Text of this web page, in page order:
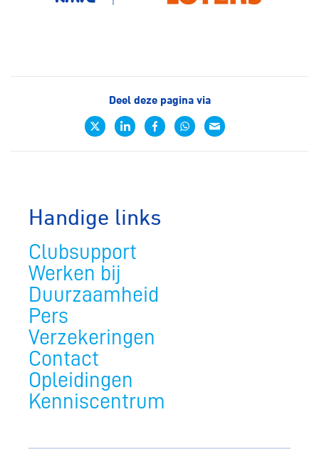
Deel deze pagina via
Handige links
Clubsupport
Werken bij
Duurzaamheid
Pers
Verzekeringen
Contact
Opleidingen
Kenniscentrum